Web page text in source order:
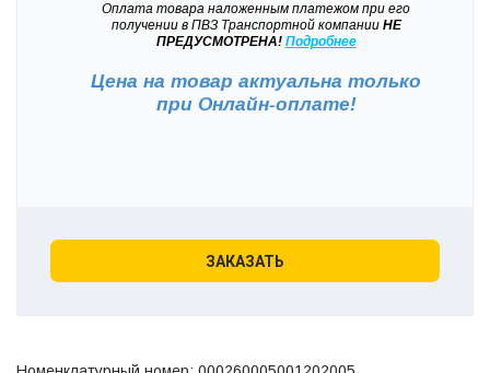
Оплата товара наложенным платежом при его
получении в ПВЗ Транспортной компанииНЕ
ПРЕДУСМОТРЕНА! Подробнее
Цена на товар актуальна только
при Онлайн-оплате!
ЗАКАЗАТЬ